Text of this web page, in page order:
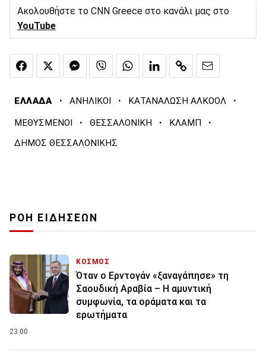
Ακολουθήστε το CNN Greece στο κανάλι μας στο
YouTube
ΕΛΛΑΔΑ · ΑΝΗΛΙΚΟΙ · ΚΑΤΑΝΑΛΩΣΗ ΑΛΚΟΟΛ ·
ΜΕΘΥΣΜΕΝΟΙ · ΘΕΣΣΑΛΟΝΙΚΗ · ΚΛΑΜΠ ·
ΔΗΜΟΣ ΘΕΣΣΑΛΟΝΙΚΗΣ
ΡΟΗ ΕΙΔΗΣΕΩΝ
ΚΟΣΜΟΣ
Όταν ο Ερντογάν «ξαναγάπησε» τη
Σαουδική Αραβία – Η αμυντική
συμφωνία, τα οράματα και τα
ερωτήματα
23:00